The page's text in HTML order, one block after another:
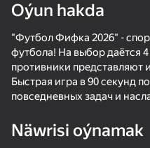
Bu
ugry
Oýun hakda
"Футбол Фифка 2026" -
футбола! На выбор даётся
противники представляют
Быстрая игра в 90 секунд
повседневных задач и
Näwrisi oýnamak